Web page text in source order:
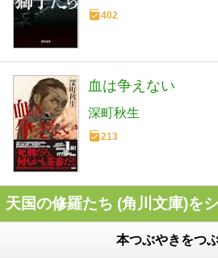
402
血は争えない
深町秋生
213
天国の修羅たち (角川文庫)を
本つぶやきをつ